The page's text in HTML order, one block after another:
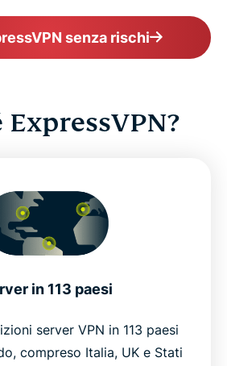
senza rischi
ExpressVPN?
in 113 paesi
server VPN in 113 paesi
compreso Italia, UK e Stati